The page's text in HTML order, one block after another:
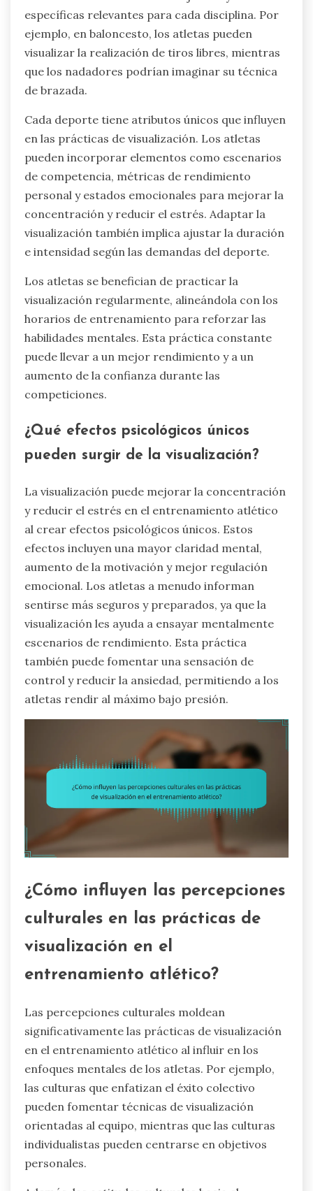
específicas relevantes para cada disciplina. Por
ejemplo, en baloncesto, los atletas pueden
visualizar la realización de tiros libres, mientras
que los nadadores podrían imaginar su técnica
de brazada.
Cada deporte tiene atributos únicos que influyen
en las prácticas de visualización. Los atletas
pueden incorporar elementos como escenarios
de competencia, métricas de rendimiento
personal y estados emocionales para mejorar la
concentración y reducir el estrés. Adaptar la
visualización también implica ajustar la duración
e intensidad según las demandas del deporte.
Los atletas se benefician de practicar la
visualización regularmente, alineándola con los
horarios de entrenamiento para reforzar las
habilidades mentales. Esta práctica constante
puede llevar a un mejor rendimiento y a un
aumento de la confianza durante las
competiciones.
¿Qué efectos psicológicos únicos
pueden surgir de la visualización?
La visualización puede mejorar la concentración
y reducir el estrés en el entrenamiento atlético
al crear efectos psicológicos únicos. Estos
efectos incluyen una mayor claridad mental,
aumento de la motivación y mejor regulación
emocional. Los atletas a menudo informan
sentirse más seguros y preparados, ya que la
visualización les ayuda a ensayar mentalmente
escenarios de rendimiento. Esta práctica
también puede fomentar una sensación de
control y reducir la ansiedad, permitiendo a los
atletas rendir al máximo bajo presión.
¿Cómo influyen las percepciones
culturales en las prácticas de
visualización en el
entrenamiento atlético?
Las percepciones culturales moldean
significativamente las prácticas de visualización
en el entrenamiento atlético al influir en los
enfoques mentales de los atletas. Por ejemplo,
las culturas que enfatizan el éxito colectivo
pueden fomentar técnicas de visualización
orientadas al equipo, mientras que las culturas
individualistas pueden centrarse en objetivos
personales.